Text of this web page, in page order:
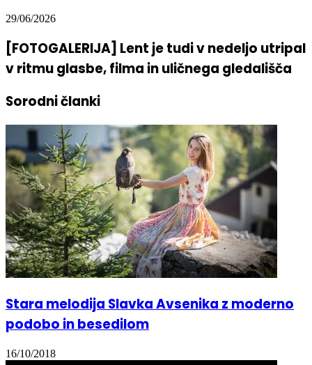
29/06/2026
[FOTOGALERIJA] Lent je tudi v nedeljo utripal
v ritmu glasbe, filma in uličnega gledališča
Sorodni članki
Stara melodija Slavka Avsenika z moderno
podobo in besedilom
16/10/2018